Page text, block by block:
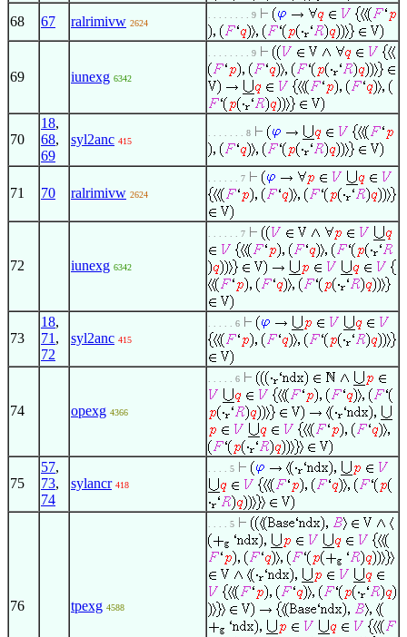
68 67 ralrimivw 2624
. . . . . . . . 9
69 iunexg 6342
. . . . . . . . 9
70
18,
68,
69
syl2anc 415
. . . . . . . 8
71 70 ralrimivw 2624
. . . . . . 7
72 iunexg 6342
. . . . . . 7
73
18,
71 ,
72
syl2anc 415
. . . . . 6
74 opexg 4366
. . . . . 6
75
57,
73,
74
sylancr 418
. . . . 5
76 tpexg 4588
. . . . 5